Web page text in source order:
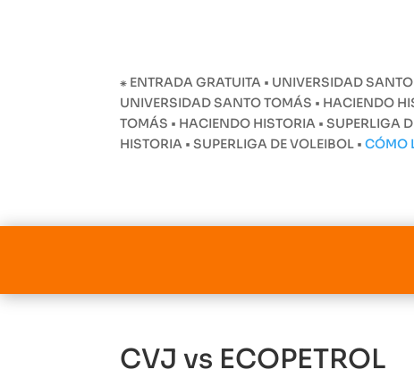
⁕ ENTRADA GRATUITA • UNIVERSIDAD
UNIVERSIDAD SANTO TOMÁS • HACIENDO
TOMÁS • HACIENDO HISTORIA • SUPERLIGA
HISTORIA • SUPERLIGA DE VOLEIBOL •CÓMO
CVJ vs ECOPETROL